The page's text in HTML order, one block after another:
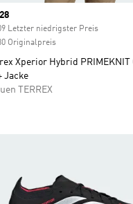
price
Letzter niedrigster Preis
Originalpreis
Xperior Hybrid PRIMEKNIT
Jacke
TERREX